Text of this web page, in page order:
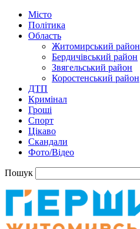
Місто
Політика
Область
Житомирський район
Бердичівський район
Звягельський район
Коростенський район
ДТП
Кримінал
Гроші
Спорт
Цікаво
Скандали
Фото/Відео
Пошук